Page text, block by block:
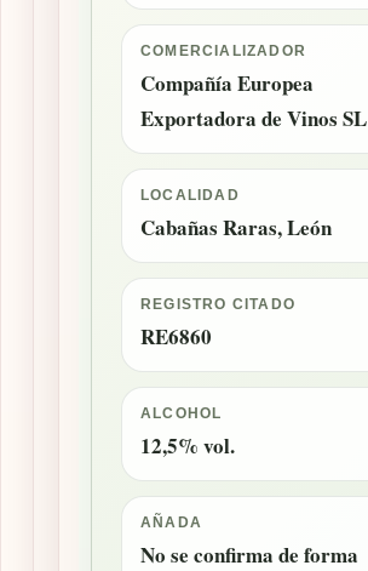
COMERCIALIZADOR
Compañía Europea
Exportadora de Vinos SL
LOCALIDAD
Cabañas Raras, León
REGISTRO CITADO
RE6860
ALCOHOL
12,5% vol.
AÑADA
No se confirma de forma